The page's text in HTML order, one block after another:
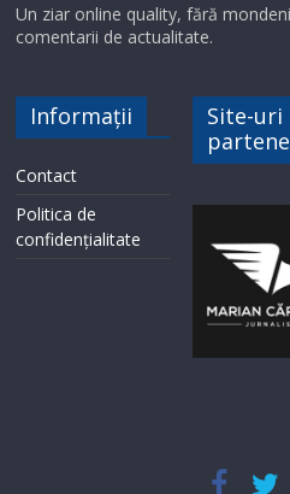
Un ziar online quality, fără
comentarii de actualitate.
Informații
Contact
Politica de
confidențialitate
Site-uri